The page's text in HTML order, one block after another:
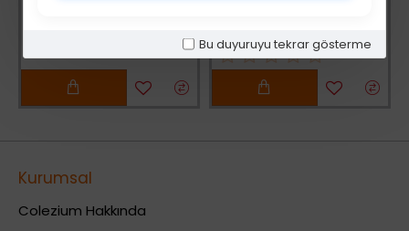
Bu duyuruyu tekrar gösterme
Kurumsal
Colezium Hakkında